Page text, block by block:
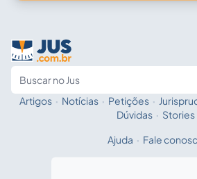
Fale com a IA
Artigos · Notícias · Petições ·
Dúvidas · Stories
Ajuda · Fale